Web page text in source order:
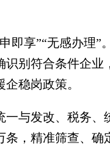
享”“无感办理”
别符合条件企业
稳岗政策。
与发改、税务、
条，精准筛查、确